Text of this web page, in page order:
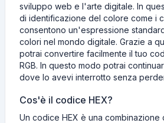
sviluppo web e l'arte digitale. In
di identificazione del colore come i
consentono un'espressione
colori nel mondo digitale. Grazie a
potrai convertire facilmente il tuo
RGB. In questo modo potrai
dove lo avevi interrotto senza
Cos'è il codice HEX?
Un codice HEX è una combinazione